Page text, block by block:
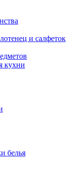
и салфеток
кухни
белья